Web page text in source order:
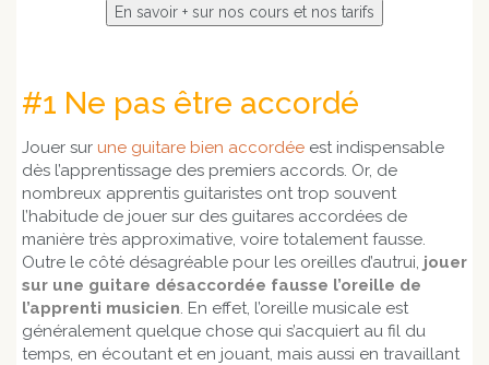
#1 Ne pas être accordé
Jouer sur une guitare bien accordée est indispensable
dès l’apprentissage des premiers accords. Or, de
nombreux apprentis guitaristes ont trop souvent
l’habitude de jouer sur des guitares accordées de
manière très approximative, voire totalement fausse.
Outre le côté désagréable pour les oreilles d’autrui, jouer
sur une guitare désaccordée fausse l’oreille de
l’apprenti musicien. En effet, l’oreille musicale est
généralement quelque chose qui s’acquiert au fil du
temps, en écoutant et en jouant, mais aussi en travaillant